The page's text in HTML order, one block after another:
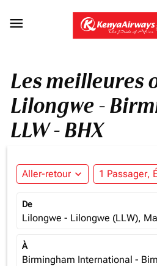

Les meilleures
Lilongwe -
LLW - BHX
Aller-retour expand_more 1 Passager,
De
Lilongwe - Lilongwe (LLW),
À
Birmingham International -